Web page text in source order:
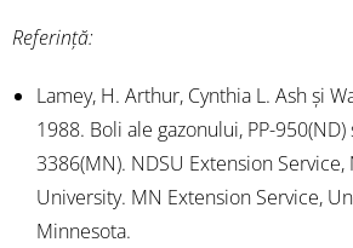
Referință:
Lamey, H. Arthur, Cynthia L. Ash și
1988. Boli ale gazonului, PP-950(ND)
3386(MN). NDSU Extension
University. MN Extension Service,
Minnesota.